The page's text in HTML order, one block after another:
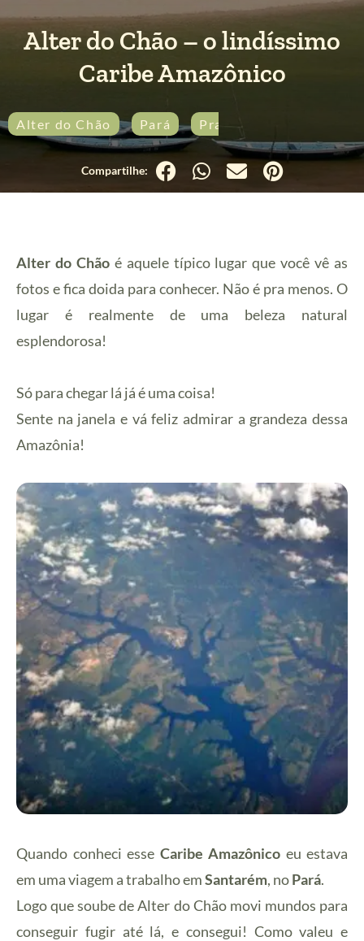
Alter do Chão – o lindíssimo
Caribe Amazônico
Alter do Chão Pará Praia
Alter do Chãoé aquele típico lugar que você vê as
fotos e fica doida para conhecer. Não é pra menos. O
lugar é realmente de uma beleza natural
esplendorosa!
Só para chegar lá já é uma coisa!
Sente na janela e vá feliz admirar a grandeza dessa
Amazônia!
Quando conheci esse Caribe Amazônico eu estava
em uma viagem a trabalho emSantarém, noPará.
Logo que soube de Alter do Chão movi mundos para
conseguir fugir até lá, e consegui! Como valeu e